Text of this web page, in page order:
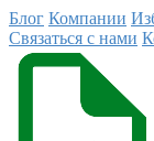
Блог Компании
Связаться с нами